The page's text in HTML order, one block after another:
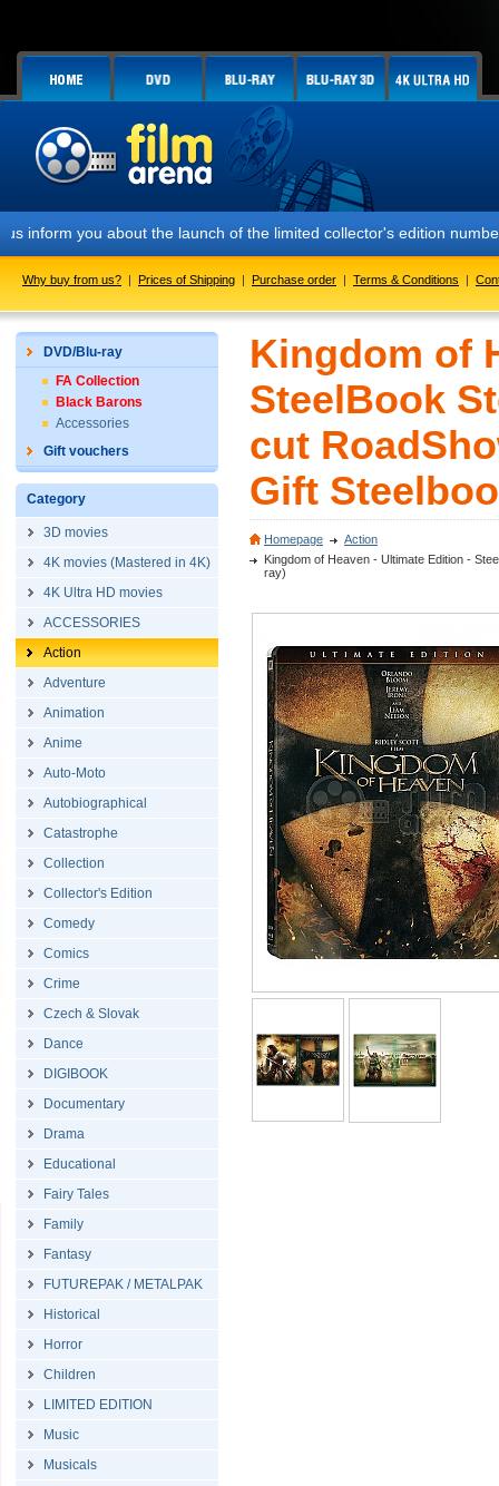
the launch of the limited collector's edition numbered FAC
Why buy from us? | Prices of Shipping | Purchase order | Terms & Conditions |
DVD/Blu-ray
FA Collection
Black Barons
Accessories
Gift vouchers
Category
3D movies
4K movies (Mastered in 4K)
4K Ultra HD movies
ACCESSORIES
Action
Adventure
Animation
Anime
Auto-Moto
Autobiographical
Catastrophe
Collection
Collector's Edition
Comedy
Comics
Crime
Czech & Slovak
Dance
DIGIBOOK
Documentary
Drama
Educational
Fairy Tales
Family
Fantasy
FUTUREPAK / METALPAK
Historical
Horror
Children
LIMITED EDITION
Music
Musicals
Kingdom of
SteelBook
cut
Gift
Homepage
Action
Kingdom of Heaven - Ultimate Edition -
ray)